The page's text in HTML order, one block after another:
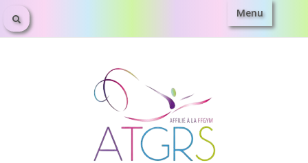
Menu
Aller